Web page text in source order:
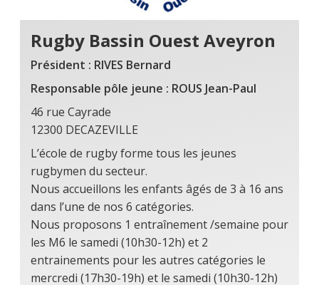
Rugby Bassin Ouest Aveyron
Président : RIVES Bernard
Responsable pôle jeune : ROUS Jean-Paul
46 rue Cayrade
12300 DECAZEVILLE
L’école de rugby forme tous les jeunes
rugbymen du secteur.
Nous accueillons les enfants âgés de 3 à 16 ans
dans l’une de nos 6 catégories.
Nous proposons 1 entraînement /semaine pour
les M6 le samedi (10h30-12h) et 2
entrainements pour les autres catégories le
mercredi (17h30-19h) et le samedi (10h30-12h)